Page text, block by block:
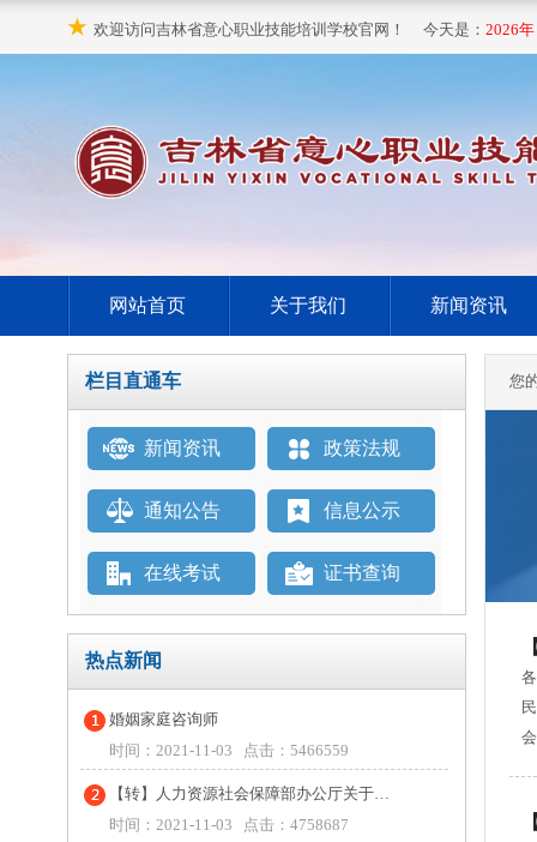
★ 欢迎访问吉林省意心职业技能培训学校官网！ 今天是： 2026
网站首页 关于我们 新闻资讯
栏目直通车
新闻资讯 政策法规
通知公告 信息公示
在线考试 证书查询
热点新闻
婚姻家庭咨询师
时间：2021-11-03 点击：5466559
【转】人力资源社会保障部办公厅关于…
时间：2021-11-03 点击：4758687
您